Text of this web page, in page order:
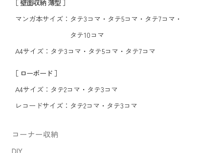
コーナー収納
DIY
［ 壁面収納 薄型 ］
マンガ本サイズ： タテ3コマ ・ タテ5コマ ・ タテ7コマ ・
タテ10コマ
A4サイズ： タテ3コマ ・ タテ5コマ ・ タテ7コマ
［ ローボード ］
A4サイズ： タテ2コマ ・ タテ3コマ
レコードサイズ： タテ2コマ ・ タテ3コマ